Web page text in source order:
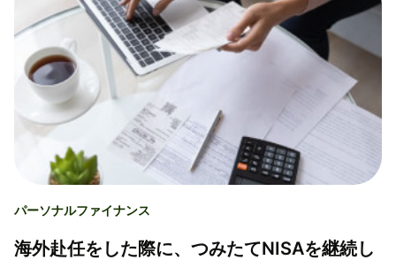
パーソナルファイナンス
海外赴任をした際に、つみたてNISAを継続し